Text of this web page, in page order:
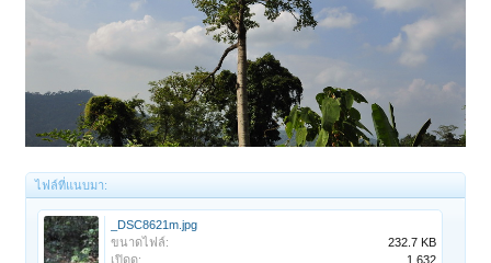
ไฟล์ที่แนบมา:
_DSC8621m.jpg
ขนาดไฟล์:
232.7 KB
เปิดดู:
1,632